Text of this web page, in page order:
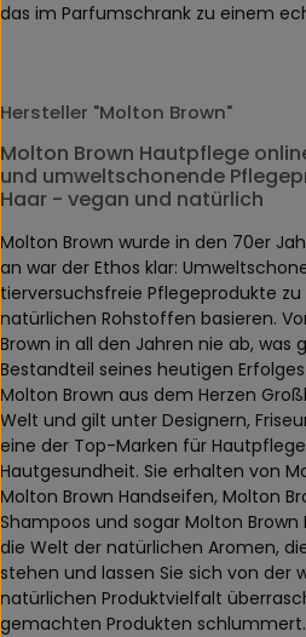
das im Parfumschrank zu einem
Hersteller "Molton Brown"
Molton Brown Hautpflege
und umweltschonende
Haar - vegan und natürlich
Molton Brown wurde in den 70er
an war der Ethos klar:
tierversuchsfreie Pflegeprodukte
natürlichen Rohstoffen basieren.
Brown in all den Jahren nie ab, was
Bestandteil seines heutigen
Molton Brown aus dem Herzen
Welt und gilt unter Designern,
eine der Top-Marken für
Hautgesundheit. Sie erhalten von
Molton Brown Handseifen, Molton
Shampoos und sogar Molton
die Welt der natürlichen Aromen,
stehen und lassen Sie sich von der
natürlichen Produktvielfalt
gemachten Produkten schlummert.